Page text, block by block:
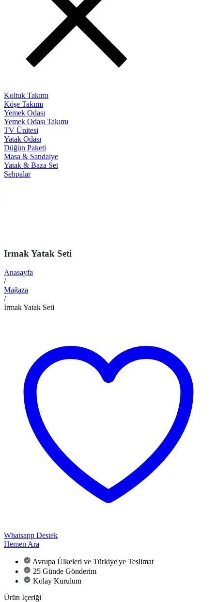
Koltuk Takımı
Köşe Takımı
Yemek Odası
Yemek Odası Takımı
TV Ünitesi
Yatak Odası
Düğün Paketi
Masa & Sandalye
Yatak & Baza Set
Sehpalar
Irmak Yatak Seti
Anasayfa
/
Mağaza
/
Irmak Yatak Seti
Whatsapp Destek
Hemen Ara
Avrupa Ülkeleri ve Türkiye'ye Teslimat
25 Günde Gönderim
Kolay Kurulum
Ürün İçeriği